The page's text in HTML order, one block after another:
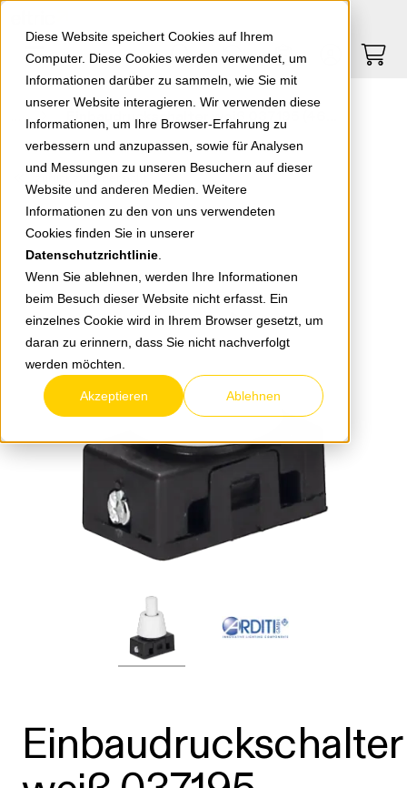
Diese Website speichert Cookies auf Ihrem
Computer. Diese Cookies werden verwendet, um
Informationen darüber zu sammeln, wie Sie mit
unserer Website interagieren. Wir verwenden diese
Informationen, um Ihre Browser-Erfahrung zu
verbessern und anzupassen, sowie für Analysen
und Messungen zu unseren Besuchern auf dieser
Website und anderen Medien. Weitere
Informationen zu den von uns verwendeten
Cookies finden Sie in unserer
Datenschutzrichtlinie
Wenn Sie ablehnen, werden Ihre Informationen
beim Besuch dieser Website nicht erfasst. Ein
einzelnes Cookie wird in Ihrem Browser gesetzt, um
daran zu erinnern, dass Sie nicht nachverfolgt
werden möchten.
Akzeptieren Ablehnen
Springe zu Hauptinhalt Springe zum Footer
0
zurück zur Übersicht
Einbaudruckschalter